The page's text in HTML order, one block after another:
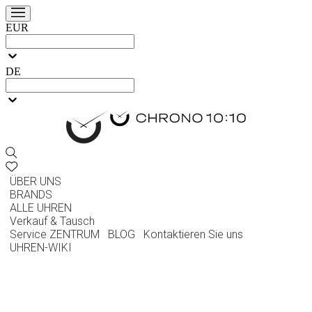
EUR
DE
ÜBER UNS
BRANDS
ALLE UHREN
Verkauf & Tausch
Service ZENTRUM
BLOG
Kontaktieren Sie uns
UHREN-WIKI